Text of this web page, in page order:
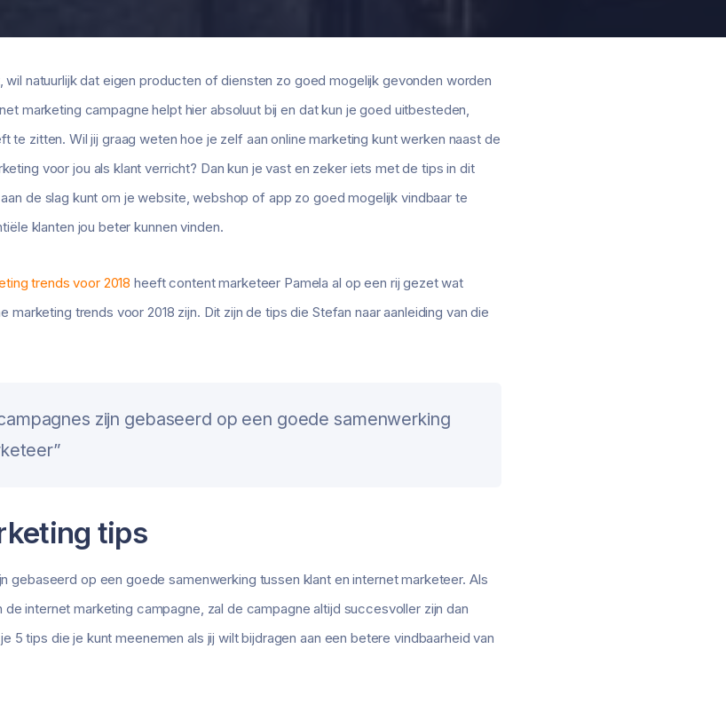
natuurlijk dat eigen producten of diensten zo goed mogelijk gevonden worden
marketing campagne helpt hier absoluut bij en dat kun je goed uitbesteden,
te zitten. Wil jij graag weten hoe je zelf aan online marketing kunt werken naast de
voor jou als klant verricht? Dan kun je vast en zeker iets met de tips in dit
de slag kunt om je website, webshop of app zo goed mogelijk vindbaar te
klanten jou beter kunnen vinden.
trends voor 2018 heeft content marketeer Pamela al op een rij gezet wat
marketing trends voor 2018 zijn. Dit zijn de tips die Stefan naar aanleiding van die
zijn gebaseerd op een goede samenwerking
tips
gebaseerd op een goede samenwerking tussen klant en internet marketeer. Als
internet marketing campagne, zal de campagne altijd succesvoller zijn dan
5 tips die je kunt meenemen als jij wilt bijdragen aan een betere vindbaarheid van